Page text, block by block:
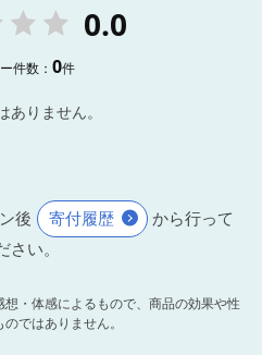
0.0
件数：0件
ありません。
後 寄付履歴
から行って
さい。
・体感によるもので、商品の効果や性
ではありません。